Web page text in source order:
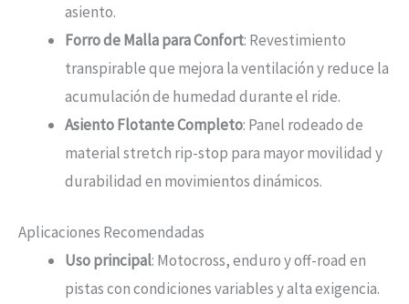
asiento.
Forro de Malla para Confort: Revestimiento
transpirable que mejora la ventilación y reduce la
acumulación de humedad durante el ride.
Asiento Flotante Completo: Panel rodeado de
material stretch rip-stop para mayor movilidad y
durabilidad en movimientos dinámicos.
Aplicaciones Recomendadas
Uso principal: Motocross, enduro y off-road en
pistas con condiciones variables y alta exigencia.